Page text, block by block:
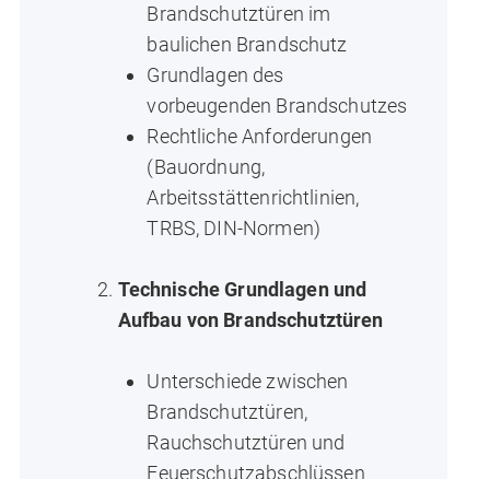
Brandschutztüren im
baulichen Brandschutz
Grundlagen des
vorbeugenden Brandschutzes
Rechtliche Anforderungen
(Bauordnung,
Arbeitsstättenrichtlinien,
TRBS, DIN-Normen)
Technische Grundlagen und
Aufbau von Brandschutztüren
Unterschiede zwischen
Brandschutztüren,
Rauchschutztüren und
Feuerschutzabschlüssen